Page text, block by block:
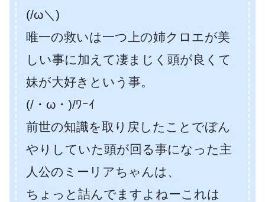
(/ω＼)
唯一の救いは一つ上の姉クロエが美
しい事に加えて凄まじく頭が良くて
妹が大好きという事。
(/・ω・)/ﾜｰｲ
前世の知識を取り戻したことでぼん
やりしていた頭が回る事になった主
人公のミーリアちゃんは、
ちょっと詰んでますよねーこれは